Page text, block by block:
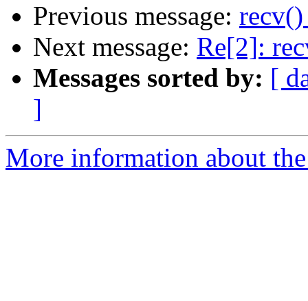
Previous message:
Next message: Re[2]:
Messages sorted by: [
]
More information about